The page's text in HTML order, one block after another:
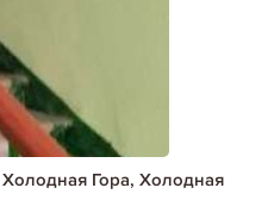
Холодная Гора, Холодная